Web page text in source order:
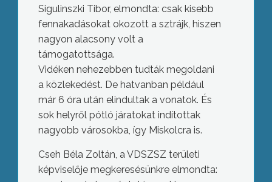
Sigulinszki Tibor, elmondta: csak kisebb
fennakadásokat okozott a sztrájk, hiszen
nagyon alacsony volt a
támogatottsága.
Vidéken nehezebben tudták megoldani
a közlekedést. De hatvanban például
már 6 óra után elindultak a vonatok. És
sok helyről pótló járatokat indítottak
nagyobb városokba, így Miskolcra is.
Cseh Béla Zoltán, a VDSZSZ területi
képviselője megkeresésünkre elmondta: